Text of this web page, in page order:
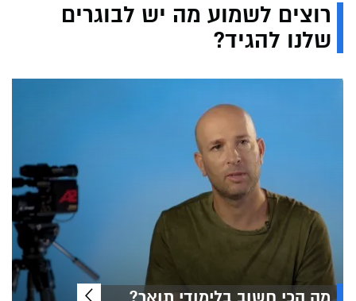
רוצים לשמוע מה יש לבוגרים
שלנו להגיד?